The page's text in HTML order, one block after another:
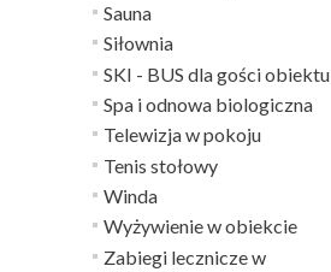
Sauna
Siłownia
SKI - BUS dla gości obiektu
Spa i odnowa biologiczna
Telewizja w pokoju
Tenis stołowy
Winda
Wyżywienie w obiekcie
Zabiegi lecznicze w